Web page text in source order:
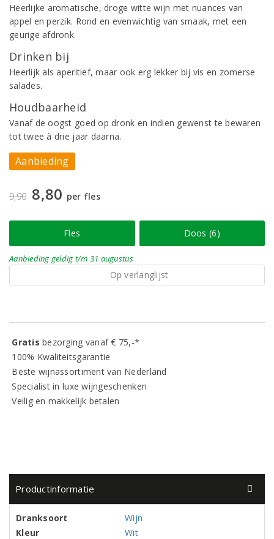
Heerlijke aromatische, droge witte wijn met nuances van
appel en perzik. Rond en evenwichtig van smaak, met een
geurige afdronk.
Drinken bij
Heerlijk als aperitief, maar ook erg lekker bij vis en zomerse
salades.
Houdbaarheid
Vanaf de oogst goed op dronk en indien gewenst te bewaren
tot twee à drie jaar daarna.
Aanbieding
9,90 8,80 per fles
Fles Doos (6)
Aanbieding geldig t/m 31 augustus
Op verlanglijst
Gratisbezorging vanaf € 75,-*
100% Kwaliteitsgarantie
Beste wijnassortiment van Nederland
Specialist in luxe wijngeschenken
Veilig en makkelijk betalen
Productinformatie
Dranksoort
Wijn
Kleur
Wit